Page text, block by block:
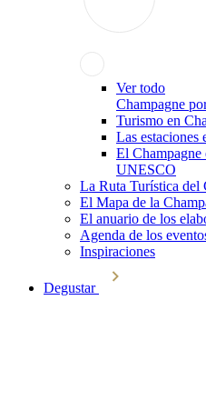
Ver todo
Champagne
Turismo en
Las estaciones
El
UNESCO
La Ruta Turística del
El Mapa de la
El anuario de los
Agenda de los
Inspiraciones
Degustar